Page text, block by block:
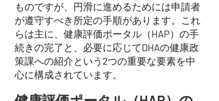
ものですが、円滑に進めるためには申請者
が遵守すべき所定の手順があります。これ
らは主に、健康評価ポータル（HAP）の手
続きの完了と、必要に応じてDHAの健康政
策課への紹介という2つの重要な要素を中
心に構成されています。